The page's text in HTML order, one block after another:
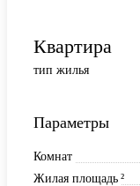
Квартира
тип жилья
Параметры
Комнат
Жилая площадь ²